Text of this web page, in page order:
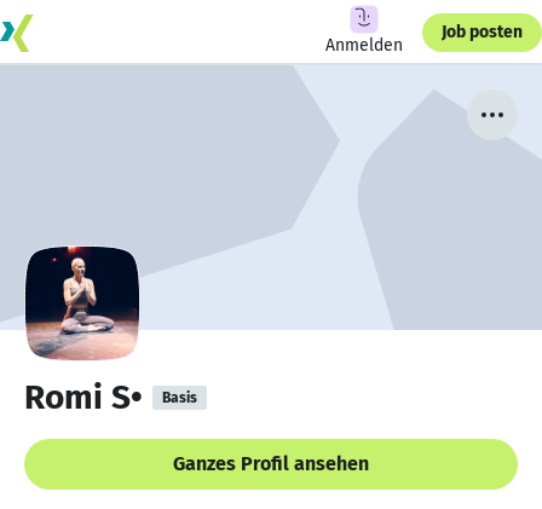
Anmelden
Job posten
Romi S• Basis
Ganzes Profil ansehen